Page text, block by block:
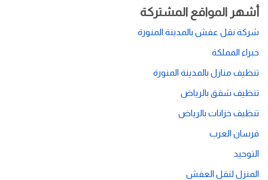
أشهر المواقع المشتركة
شركة نقل عفش بالمدينة المنورة
خبراء المملكة
تنظيف منازل بالمدينة المنورة
تنظيف شقق بالرياض
تنظيف خزانات بالرياض
فرسان العرب
التوحيد
المنزل لنقل العفش